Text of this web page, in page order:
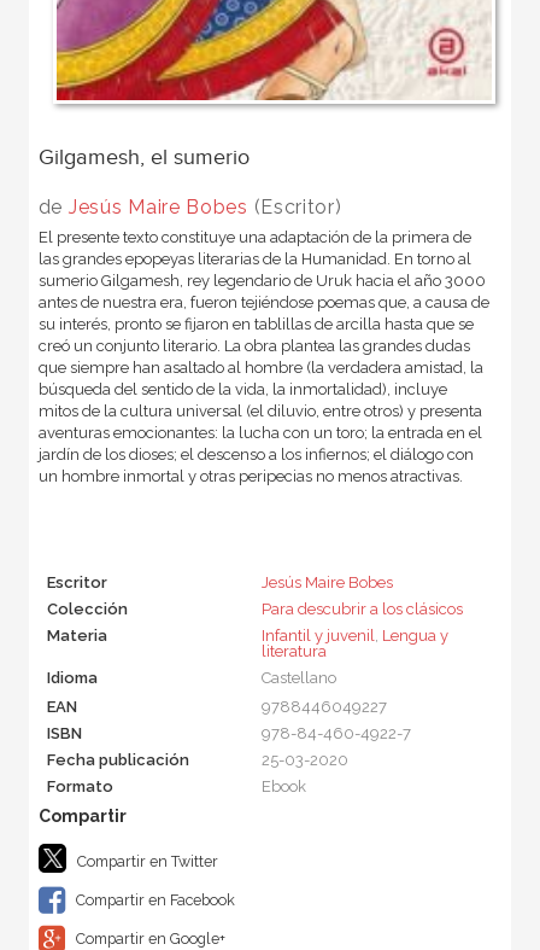
Gilgamesh, el sumerio
de Jesús Maire Bobes (Escritor)
El presente texto constituye una adaptación de la primera de
las grandes epopeyas literarias de la Humanidad. En torno al
sumerio Gilgamesh, rey legendario de Uruk hacia el año 3000
antes de nuestra era, fueron tejiéndose poemas que, a causa de
su interés, pronto se fijaron en tablillas de arcilla hasta que se
creó un conjunto literario. La obra plantea las grandes dudas
que siempre han asaltado al hombre (la verdadera amistad, la
búsqueda del sentido de la vida, la inmortalidad), incluye
mitos de la cultura universal (el diluvio, entre otros) y presenta
aventuras emocionantes: la lucha con un toro; la entrada en el
jardín de los dioses; el descenso a los infiernos; el diálogo con
un hombre inmortal y otras peripecias no menos atractivas.
Escritor
Jesús Maire Bobes
Colección
Para descubrir a los clásicos
Materia
Infantil y juvenil, Lengua y
literatura
Idioma
Castellano
EAN
9788446049227
ISBN
978-84-460-4922-7
Fecha publicación
25-03-2020
Formato
Ebook
Compartir en Twitter
Compartir en Facebook
Compartir en Google+